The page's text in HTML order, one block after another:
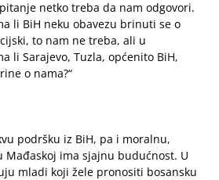
netko treba da nam odgovori.
li BiH neku obavezu brinuti se o
to nam ne treba, ali u
li Sarajevo, Tuzla, općenito BiH,
o nama?“
podršku iz BiH, pa i moralnu,
Mađaskoj ima sjajnu budućnost. U
mladi koji žele pronositi bosansku